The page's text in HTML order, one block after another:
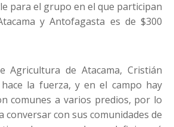
para el grupo en el que participan
y Antofagasta es de $300
Agricultura de Atacama, Cristián
la fuerza, y en el campo hay
comunes a varios predios, por lo
conversar con sus comunidades de